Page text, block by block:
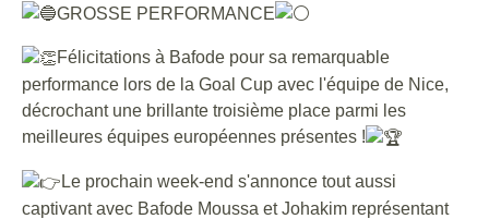
GROSSE PERFORMANCE
Félicitations à Bafode pour sa remarquable
performance lors de la Goal Cup avec l'équipe de Nice,
décrochant une brillante troisième place parmi les
meilleures équipes européennes présentes !
Le prochain week-end s'annonce tout aussi
captivant avec Bafode Moussa et Johakim représentant